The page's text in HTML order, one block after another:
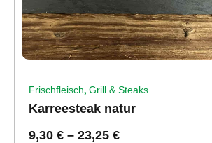
Frischfleisch, Grill & Steaks
Karreesteak natur
9,30 € – 23,25 €